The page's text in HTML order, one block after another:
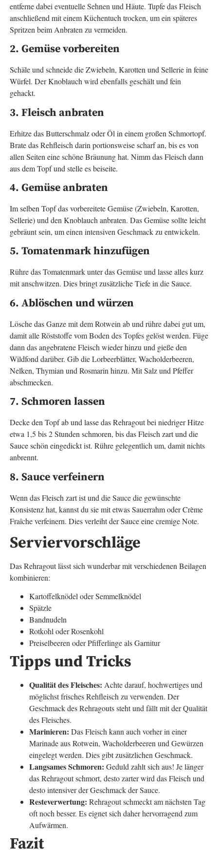
entferne dabei eventuelle Sehnen und Häute. Tupfe das Fleisch
anschließend mit einem Küchentuch trocken, um ein späteres
Spritzen beim Anbraten zu vermeiden.
2. Gemüse vorbereiten
Schäle und schneide die Zwiebeln, Karotten und Sellerie in feine
Würfel. Der Knoblauch wird ebenfalls geschält und fein
gehackt.
3. Fleisch anbraten
Erhitze das Butterschmalz oder Öl in einem großen Schmortopf.
Brate das Rehfleisch darin portionsweise scharf an, bis es von
allen Seiten eine schöne Bräunung hat. Nimm das Fleisch dann
aus dem Topf und stelle es beiseite.
4. Gemüse anbraten
Im selben Topf das vorbereitete Gemüse (Zwiebeln, Karotten,
Sellerie) und den Knoblauch anbraten. Das Gemüse sollte leicht
gebräunt sein, um einen intensiven Geschmack zu entwickeln.
5. Tomatenmark hinzufügen
Rühre das Tomatenmark unter das Gemüse und lasse alles kurz
mit anschwitzen. Dies bringt zusätzliche Tiefe in die Sauce.
6. Ablöschen und würzen
Lösche das Ganze mit dem Rotwein ab und rühre dabei gut um,
damit alle Röststoffe vom Boden des Topfes gelöst werden. Füge
dann das angebratene Fleisch wieder hinzu und gieße den
Wildfond darüber. Gib die Lorbeerblätter, Wacholderbeeren,
Nelken, Thymian und Rosmarin hinzu. Mit Salz und Pfeffer
abschmecken.
7. Schmoren lassen
Decke den Topf ab und lasse das Rehragout bei niedriger Hitze
etwa 1,5 bis 2 Stunden schmoren, bis das Fleisch zart und die
Sauce schön eingedickt ist. Rühre gelegentlich um, damit nichts
anbrennt.
8. Sauce verfeinern
Wenn das Fleisch zart ist und die Sauce die gewünschte
Konsistenz hat, kannst du sie mit etwas Sauerrahm oder Crème
Fraîche verfeinern. Dies verleiht der Sauce eine cremige Note.
Serviervorschläge
Das Rehragout lässt sich wunderbar mit verschiedenen Beilagen
kombinieren:
Kartoffelknödel oder Semmelknödel
Spätzle
Bandnudeln
Rotkohl oder Rosenkohl
Preiselbeeren oder Pfifferlinge als Garnitur
Tipps und Tricks
Qualität des Fleisches: Achte darauf, hochwertiges und
möglichst frisches Rehfleisch zu verwenden. Der
Geschmack des Rehragouts steht und fällt mit der Qualität
des Fleisches.
Marinieren: Das Fleisch kann auch vorher in einer
Marinade aus Rotwein, Wacholderbeeren und Gewürzen
eingelegt werden. Dies gibt zusätzlichen Geschmack.
Langsames Schmoren: Geduld zahlt sich aus! Je länger
das Rehragout schmort, desto zarter wird das Fleisch und
desto intensiver der Geschmack der Sauce.
Resteverwertung: Rehragout schmeckt am nächsten Tag
oft noch besser. Es eignet sich daher hervorragend zum
Aufwärmen.
Fazit